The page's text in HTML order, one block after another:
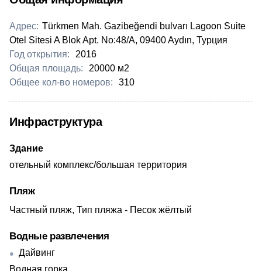
Адрес: Türkmen Mah. Gazibeğendi bulvarı Lagoon Suite
Otel Sitesi A Blok Apt. No:48/A, 09400 Aydın, Турция
Год открытия:
2016
Общая площадь:
20000 м2
Общее кол-во номеров:
310
Инфраструктура
Здание
отельный комплекс/большая территория
Пляж
Частный пляж, Тип пляжа - Песок жёлтый
Водные развлечения
Дайвинг
Водная горка